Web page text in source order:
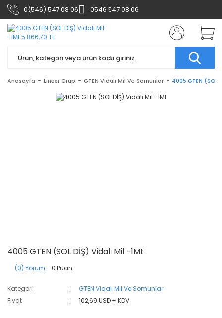
0(546) 547 08 06 0546 547 08 06
Anasayfa Lineer Grup GTEN Vidalı Mil Ve Somunlar 4005 GTEN (SOL
4005 GTEN (SOL DİŞ) Vidalı Mil -1Mt
(0) Yorum - 0 Puan
Kategori
GTEN Vidalı Mil Ve Somunlar
Fiyat
102,69 USD + KDV